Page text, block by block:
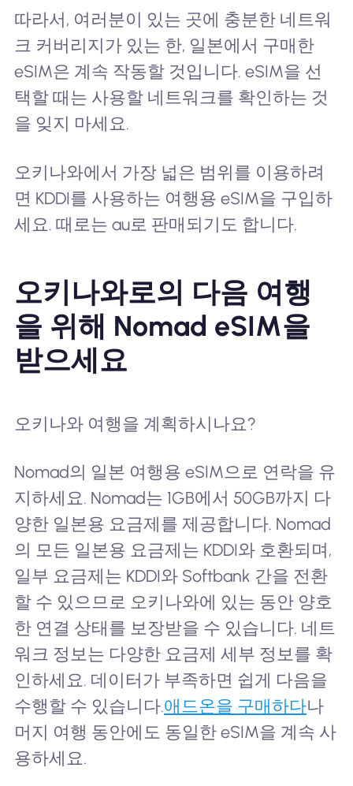
따라서, 여러분이 있는 곳에 충분한 네트워
크 커버리지가 있는 한, 일본에서 구매한
eSIM은 계속 작동할 것입니다. eSIM을 선
택할 때는 사용할 네트워크를 확인하는 것
을 잊지 마세요.
오키나와에서 가장 넓은 범위를 이용하려
면 KDDI를 사용하는 여행용 eSIM을 구입하
세요. 때로는 au로 판매되기도 합니다.
오키나와로의 다음 여행
을 위해 Nomad eSIM을
받으세요
오키나와 여행을 계획하시나요?
Nomad의 일본 여행용 eSIM으로 연락을 유
지하세요. Nomad는 1GB에서 50GB까지 다
양한 일본용 요금제를 제공합니다. Nomad
의 모든 일본용 요금제는 KDDI와 호환되며,
일부 요금제는 KDDI와 Softbank 간을 전환
할 수 있으므로 오키나와에 있는 동안 양호
한 연결 상태를 보장받을 수 있습니다. 네트
워크 정보는 다양한 요금제 세부 정보를 확
인하세요. 데이터가 부족하면 쉽게 다음을
수행할 수 있습니다.애드온을 구매하다나
머지 여행 동안에도 동일한 eSIM을 계속 사
용하세요.